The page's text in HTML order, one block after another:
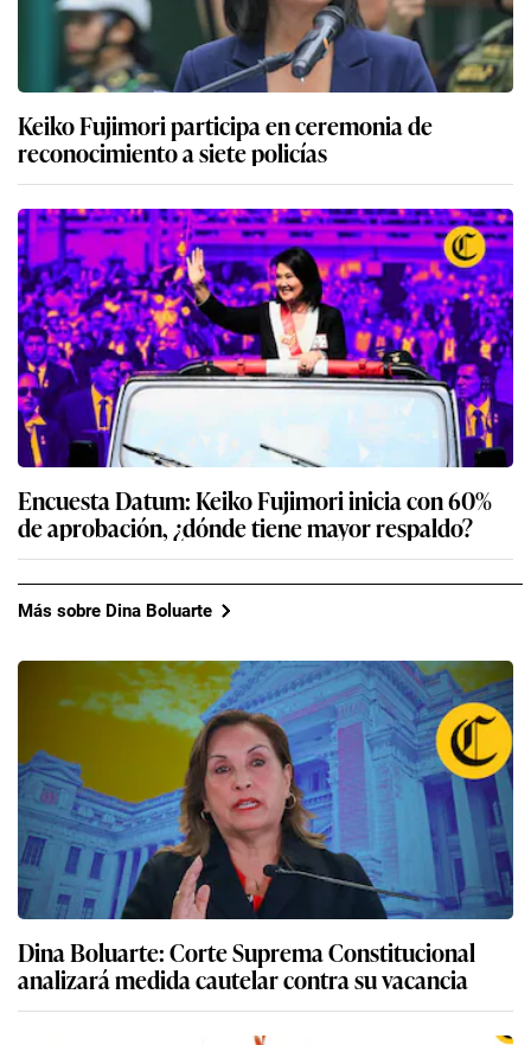
Keiko Fujimori participa en ceremonia de
reconocimiento a siete policías
Encuesta Datum: Keiko Fujimori inicia con 60%
de aprobación, ¿dónde tiene mayor respaldo?
Más sobre Dina Boluarte
Dina Boluarte: Corte Suprema Constitucional
analizará medida cautelar contra su vacancia